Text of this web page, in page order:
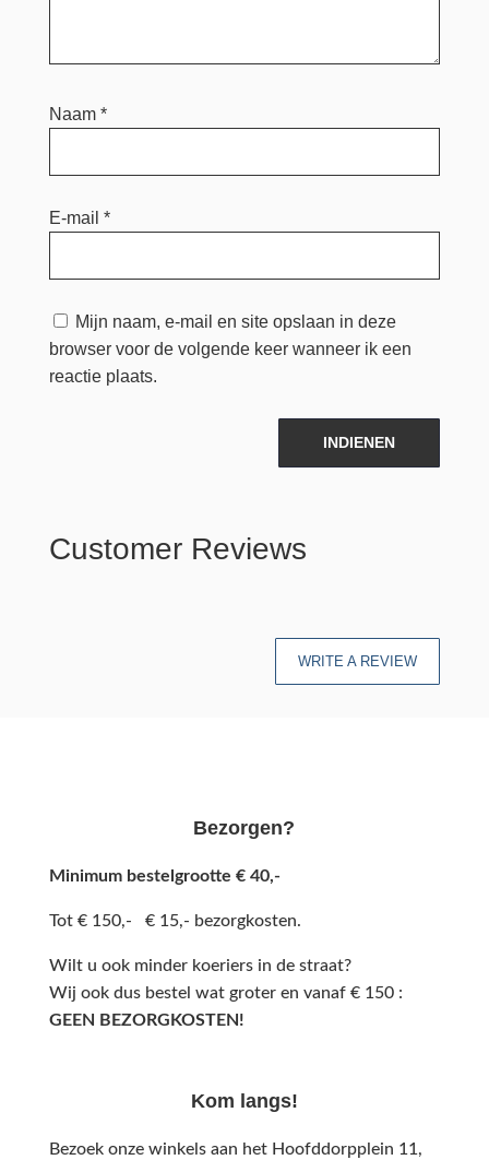
Naam *
E-mail *
Mijn naam, e-mail en site opslaan in deze
browser voor de volgende keer wanneer ik een
reactie plaats.
INDIENEN
Customer Reviews
WRITE A REVIEW
Bezorgen?
Minimum bestelgrootte € 40,-
Tot € 150,- € 15,- bezorgkosten.
Wilt u ook minder koeriers in de straat?
Wij ook dus bestel wat groter en vanaf € 150 :
GEEN BEZORGKOSTEN!
Kom langs!
Bezoek onze winkels aan het Hoofddorpplein 11,